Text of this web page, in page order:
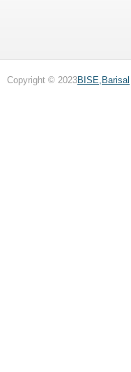
Copyright © 2023BISE,Barisal